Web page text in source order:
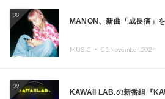
08
MANON、新曲「成長痛」
MUSIC ・ 05.November.2024
09
KAWAII LAB.の新番組『